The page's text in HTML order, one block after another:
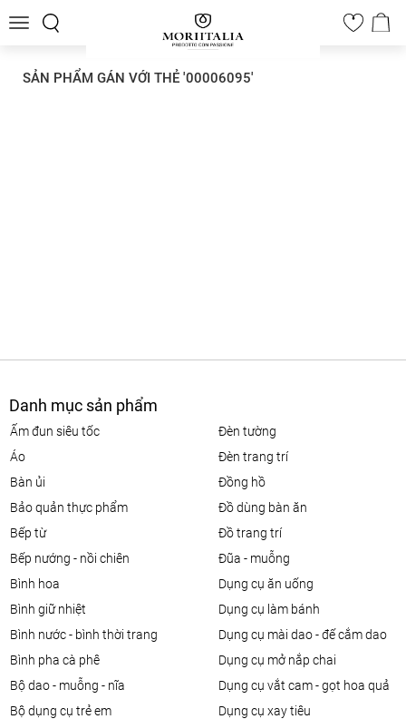
Toggle
0
SẢN PHẨM GÁN VỚI THẺ '00006095'
Danh mục sản phẩm
ấm đun siêu tốc
áo
bàn ủi
bảo quản thực phẩm
bếp từ
bếp nướng - nồi chiên
bình hoa
bình giữ nhiệt
bình nước - bình thời trang
bình pha cà phê
bộ dao - muỗng - nĩa
bộ dụng cụ trẻ em
đèn tường
đèn trang trí
đồng hồ
đồ dùng bàn ăn
đồ trang trí
đũa - muỗng
dụng cụ ăn uống
dụng cụ làm bánh
dụng cụ mài dao - đế cắm dao
dụng cụ mở nắp chai
dụng cụ vắt cam - gọt hoa quả
dụng cụ xay tiêu